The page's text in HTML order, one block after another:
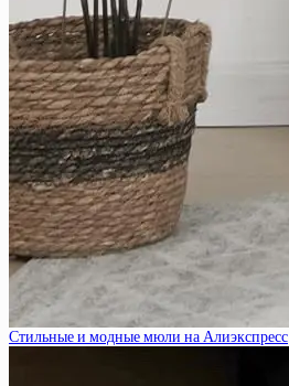
Стильные и модные мюли на Алиэкспресс